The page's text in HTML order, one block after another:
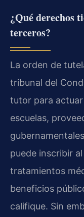
¿Qué derechos
terceros?
La orden de
tribunal del
tutor para
escuelas,
puede inscribir
tratamientos
beneficios
califique. Sin